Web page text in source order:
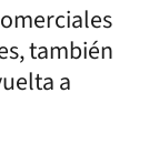
también
a